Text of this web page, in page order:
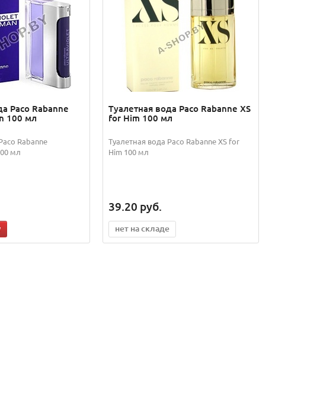
Paco Rabanne
100 мл
Rabanne
мл
Туалетная вода Paco Rabanne XS
for Him 100 мл
Туалетная вода Paco Rabanne XS for
Him 100 мл
39.20 руб.
нет на складе